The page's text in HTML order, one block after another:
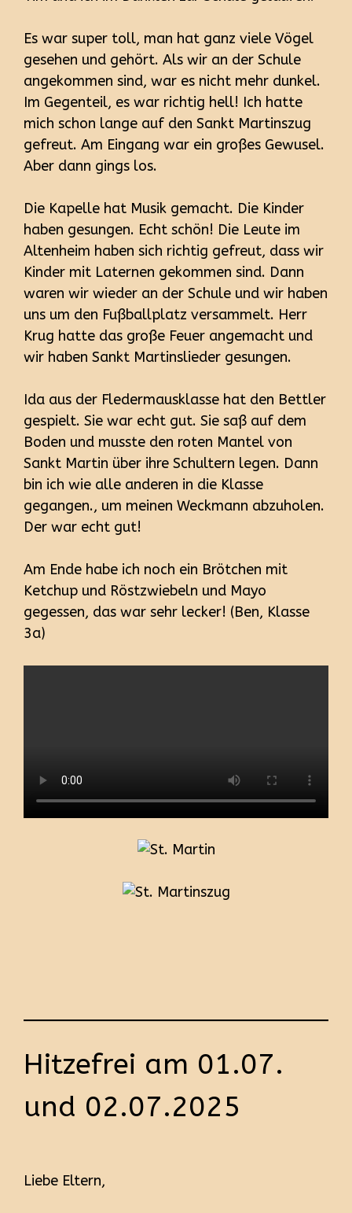
Es war super toll, man hat ganz viele Vögel
gesehen und gehört. Als wir an der Schule
angekommen sind, war es nicht mehr dunkel.
Im Gegenteil, es war richtig hell! Ich hatte
mich schon lange auf den Sankt Martinszug
gefreut. Am Eingang war ein großes Gewusel.
Aber dann gings los.
Die Kapelle hat Musik gemacht. Die Kinder
haben gesungen. Echt schön! Die Leute im
Altenheim haben sich richtig gefreut, dass wir
Kinder mit Laternen gekommen sind. Dann
waren wir wieder an der Schule und wir haben
uns um den Fußballplatz versammelt. Herr
Krug hatte das große Feuer angemacht und
wir haben Sankt Martinslieder gesungen.
Ida aus der Fledermausklasse hat den Bettler
gespielt. Sie war echt gut. Sie saß auf dem
Boden und musste den roten Mantel von
Sankt Martin über ihre Schultern legen. Dann
bin ich wie alle anderen in die Klasse
gegangen., um meinen Weckmann abzuholen.
Der war echt gut!
Am Ende habe ich noch ein Brötchen mit
Ketchup und Röstzwiebeln und Mayo
gegessen, das war sehr lecker! (Ben, Klasse
3a)
Hitzefrei am 01.07.
und 02.07.2025
Liebe Eltern,